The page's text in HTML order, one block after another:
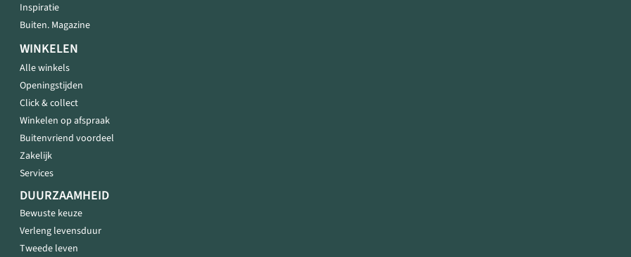
Inspiratie
Buiten. Magazine
WINKELEN
Alle winkels
Openingstijden
Click & collect
Winkelen op afspraak
Buitenvriend voordeel
Zakelijk
Services
DUURZAAMHEID
Bewuste keuze
Verleng levensduur
Tweede leven